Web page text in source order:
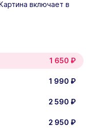
включает в
1 650 ₽
1 990 ₽
2 590 ₽
2 950 ₽